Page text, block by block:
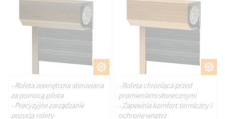
DOSTOSUJ.
- Roleta zewnętrzna sterowana
za pomocą pilota
- Precyzyjne zarządzanie
pozycją rolety
DOSTOSUJ.
- Roleta chroniąca przed
promieniami słonecznymi
- Zapewnia komfort termiczny i
ochronę wnętrz